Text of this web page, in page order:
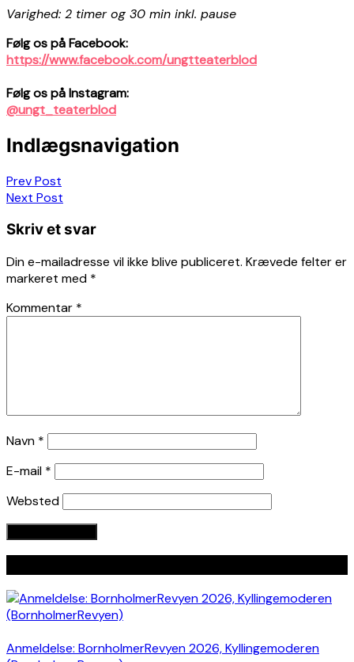
Varighed: 2 timer og 30 min inkl. pause
Følg os på Facebook:
https://www.facebook.com/ungtteaterblod
Følg os på Instagram:
@ungt_teaterblod
Indlægsnavigation
Prev Post
Next Post
Skriv et svar
Din e-mailadresse vil ikke blive publiceret. Krævede felter er
markeret med *
Kommentar *
Navn *
E-mail *
Websted
Anmeldelse: BornholmerRevyen 2026, Kyllingemoderen